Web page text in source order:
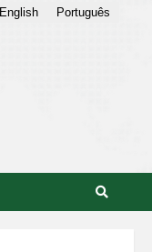
English Português